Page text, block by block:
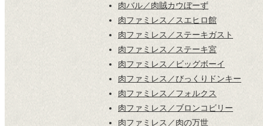
肉バル／肉賊カウぼーず
肉ファミレス／スエヒロ館
肉ファミレス／ステーキガスト
肉ファミレス／ステーキ宮
肉ファミレス／ビッグボーイ
肉ファミレス／びっくりドンキー
肉ファミレス／フォルクス
肉ファミレス／ブロンコビリー
肉ファミレス／肉の万世